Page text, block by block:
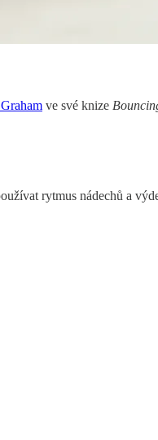
ve své knize
rytmus nádechů a